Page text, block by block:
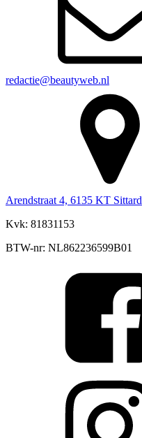
redactie@beautyweb.nl
Arendstraat 4, 6135 KT Sittard
Kvk: 81831153
BTW-nr: NL862236599B01